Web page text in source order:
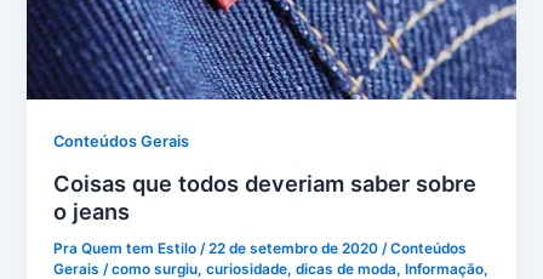
Conteúdos Gerais
Coisas que todos deveriam saber sobre
o jeans
Pra Quem tem Estilo/22 de setembro de 2020/Conteúdos
Gerais /como surgiu,curiosidade,dicas de moda,Informação,